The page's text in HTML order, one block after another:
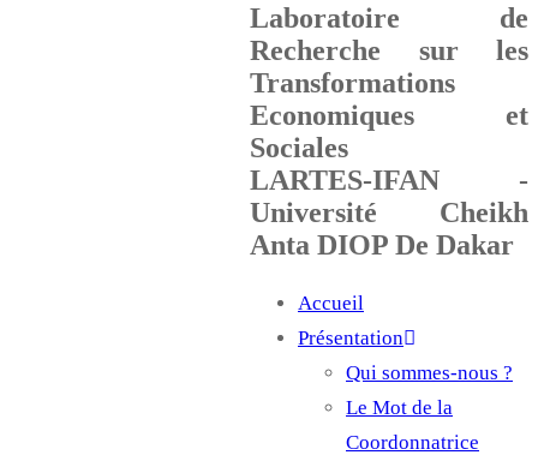
Laboratoire de
Recherche sur les
Transformations
Economiques et
Sociales
LARTES-IFAN -
Université Cheikh
Anta DIOP De Dakar
Main
navigation
Accueil
Présentation
Qui sommes-nous ?
Le Mot de la
Coordonnatrice